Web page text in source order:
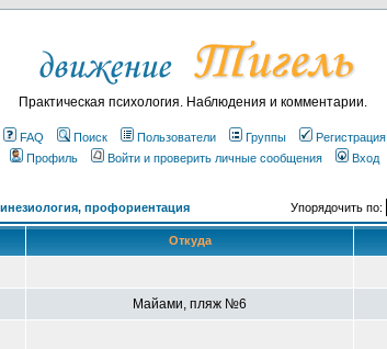
Практическая психология. Наблюдения и комментарии.
FAQ Поиск Пользователи Группы
Регистрация
Профиль
Войти и проверить личные сообщения Вход
профориентация Упорядочить по:
Откуда
Майами, пляж №6